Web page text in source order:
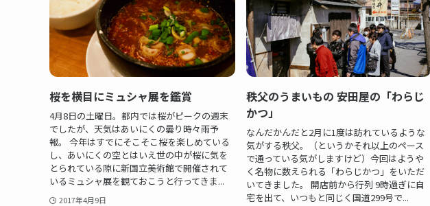
桜を横目にミュシャ展を鑑賞
4月8日の土曜日。都内では桜がピークの週末
でしたが、天気はあいにくの曇り時々雨予
報。 今年はすでにそこそこ桜を楽しめている
し、あいにくの空とはいえ世の中が桜に気を
とられている隙に新国立美術館で開催されて
いるミュシャ展を観ておこうと行ってきま...
2017年4月9日
秩父のうまいもの 安田屋の「わらじ
かつ」
なんだかんだと2月に1度は訪れているような
気がする秩父。（というかそれ以上のペース
で通っている気がしますけど）今回はようや
く名物に数えられる「わらじかつ」をいただ
いてきました。 開店前から行列 9時過ぎに自
宅を出て、いつもと同じく国道299号で...